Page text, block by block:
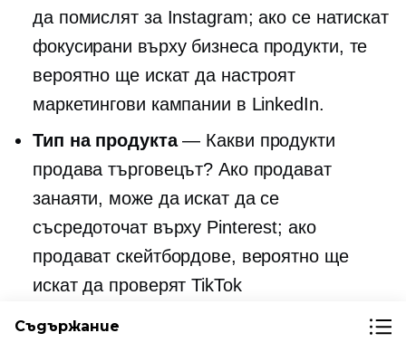
да помислят за Instagram; ако се натискат
фокусирани върху бизнесапродукти, те
вероятно ще искат да настроят
маркетингови кампании в LinkedIn.
Тип на продукта— Какви продукти
продава търговецът? Ако продават
занаяти, може да искат да се
съсредоточат върху Pinterest; ако
продават скейтбордове, вероятно ще
искат да проверят TikTok
Надяваме се, че тези съвети ще бъдат
Съдържание